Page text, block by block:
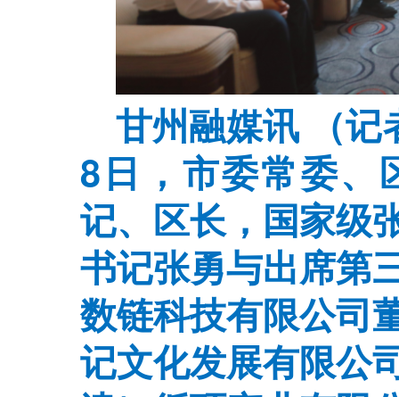
甘州融媒讯 （记
8日，市委常委、
记、区长，国家级
书记张勇与出席第
数链科技有限公司
记文化发展有限公